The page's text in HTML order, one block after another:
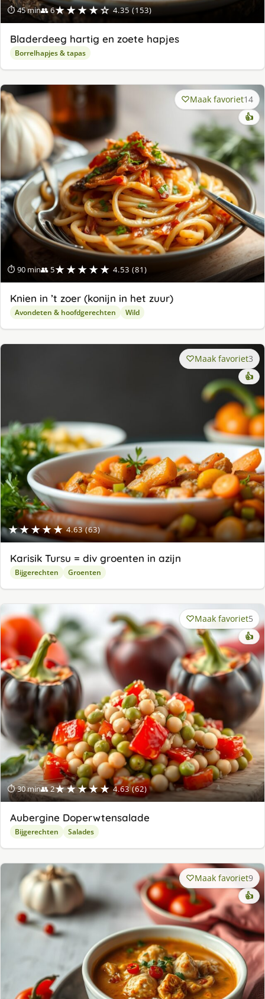
⏱ 45 min👥 6★★★★☆ 4.35 (153)
Bladerdeeg hartig en zoete hapjes
Borrelhapjes & tapas
⏱ 90 min👥 5★★★★★ 4.53 (81)
Maak favoriet14
👍
Knien in ’t zoer (konijn in het zuur)
Avondeten & hoofdgerechten Wild
★★★★★ 4.63 (63)
Maak favoriet3
👍
Karisik Tursu = div groenten in azijn
Bijgerechten Groenten
⏱ 30 min👥 2★★★★★ 4.63 (62)
Maak favoriet5
👍
Aubergine Doperwtensalade
Bijgerechten Salades
Maak favoriet9
👍